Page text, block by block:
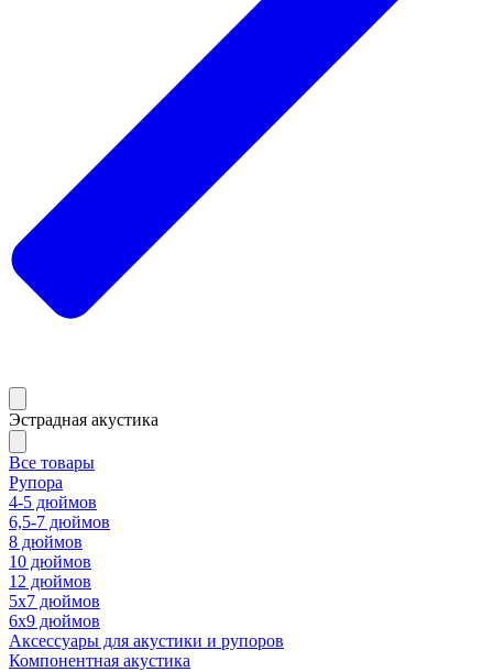
Эстрадная акустика
Все товары
Рупора
4-5 дюймов
6,5-7 дюймов
8 дюймов
10 дюймов
12 дюймов
5x7 дюймов
6х9 дюймов
Аксессуары для акустики и рупоров
Компонентная акустика